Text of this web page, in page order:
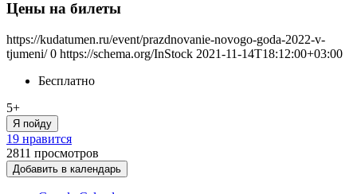
Цены на билеты
https://kudatumen.ru/event/prazdnovanie-novogo-goda-2022-v-
tjumeni/ 0 https://schema.org/InStock 2021-11-14T18:12:00+03:00
Бесплатно
5+
Я пойду
19 нравится
2811 просмотров
Добавить в календарь